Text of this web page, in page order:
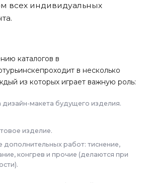
всех индивидуальных
каталогов в
проходит в несколько
из которых играет важную роль:
дизайн-макета будущего изделия.
изделие.
дополнительных работ: тиснение,
конгрев и прочие (делаются при